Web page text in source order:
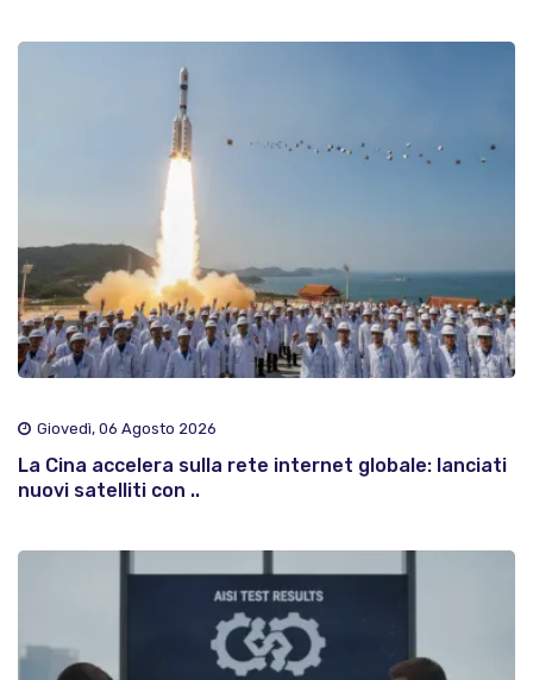
Giovedì, 06 Agosto 2026
La Cina accelera sulla rete internet globale: lanciati
nuovi satelliti con ..